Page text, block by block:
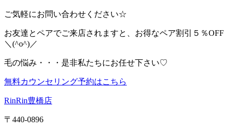
ご気軽にお問い合わせください☆
お友達とペアでご来店されますと、お得なペア割引５％OFF
＼(^o^)／
毛の悩み・・・是非私たちにお任せ下さい♡
無料カウンセリング予約はこちら
RinRin豊橋店
〒440-0896